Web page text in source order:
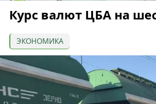
Курс валют ЦБА на
ЭКОНОМИКА